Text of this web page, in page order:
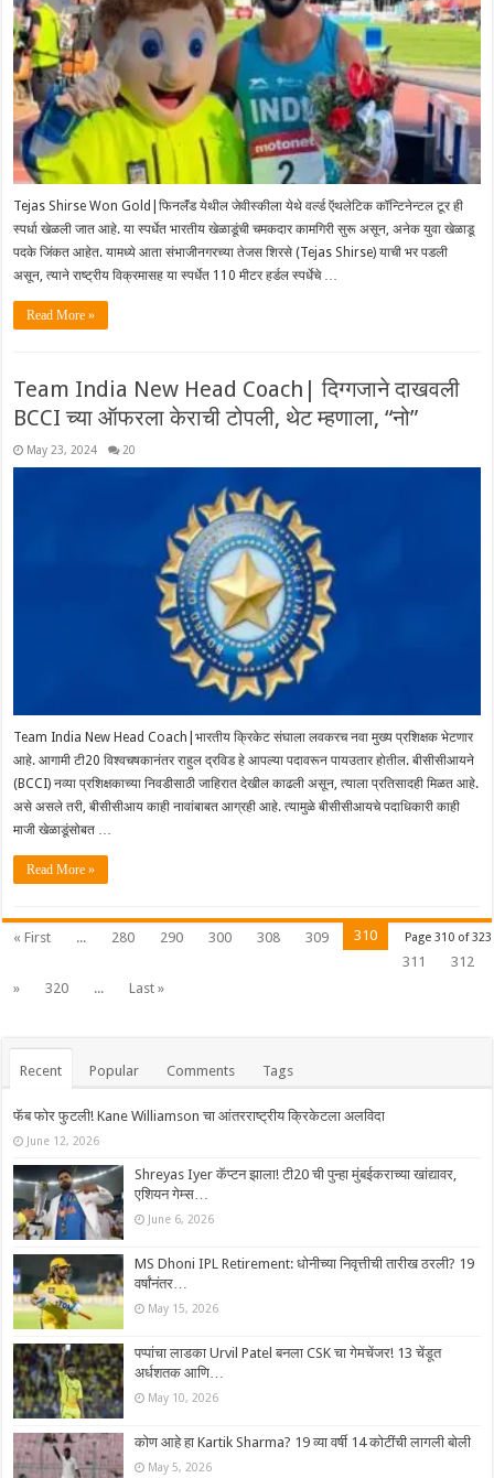
Tejas Shirse Won Gold|फिनलॅंड येथील जेवीस्कीला येथे वर्ल्ड ऍथलेटिक कॉन्टिनेन्टल टूर ही
स्पर्धा खेळली जात आहे. या स्पर्धेत भारतीय खेळाडूंची चमकदार कामगिरी सुरू असून, अनेक युवा खेळाडू
पदके जिंकत आहेत. यामध्ये आता संभाजीनगरच्या तेजस शिरसे (Tejas Shirse) याची भर पडली
असून, त्याने राष्ट्रीय विक्रमासह या स्पर्धेत 110 मीटर हर्डल स्पर्धेचे …
Read More »
Team India New Head Coach| दिग्गजाने दाखवली
BCCI च्या ऑफरला केराची टोपली, थेट म्हणाला, “नो”
May 23, 2024 20
Team India New Head Coach|भारतीय क्रिकेट संघाला लवकरच नवा मुख्य प्रशिक्षक भेटणार
आहे. आगामी टी20 विश्वचषकानंतर राहुल द्रविड हे आपल्या पदावरून पायउतार होतील. बीसीसीआयने
(BCCI) नव्या प्रशिक्षकाच्या निवडीसाठी जाहिरात देखील काढली असून, त्याला प्रतिसादही मिळत आहे.
असे असले तरी, बीसीसीआय काही नावांबाबत आग्रही आहे. त्यामुळे बीसीसीआयचे पदाधिकारी काही
माजी खेळाडूंसोबत …
Read More »
Page 310 of 323
« First ... 280 290 300 308 309
310
311
312
»
320 ... Last »
Recent Popular Comments Tags
फॅब फोर फुटली! Kane Williamson चा आंतरराष्ट्रीय क्रिकेटला अलविदा
June 12, 2026
Shreyas Iyer कॅप्टन झाला! टी20 ची पुन्हा मुंबईकराच्या खांद्यावर,
एशियन गेम्स…
June 6, 2026
MS Dhoni IPL Retirement: धोनीच्या निवृत्तीची तारीख ठरली? 19
वर्षांनंतर…
May 15, 2026
पप्पांचा लाडका Urvil Patel बनला CSK चा गेमचेंजर! 13 चेंडूत
अर्धशतक आणि…
May 10, 2026
कोण आहे हा Kartik Sharma? 19 व्या वर्षी 14 कोटींची लागली बोली
May 5, 2026